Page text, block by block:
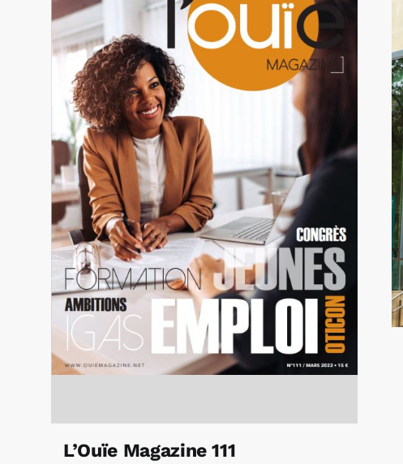
L’Ouïe Magazine 111